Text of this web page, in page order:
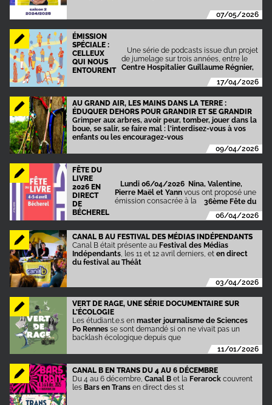
07/05/2026
ÉMISSION
SPÉCIALE :
CELLEUX
QUI NOUS
ENTOURENT
Une série de podcasts issue d’un projet
de jumelage sur trois années, entre le
Centre Hospitalier Guillaume Régnier,
17/04/2026
AU GRAND AIR, LES MAINS DANS LA TERRE :
ÉDUQUER DEHORS POUR GRANDIR ET SE GRANDIR
Grimper aux arbres, avoir peur, tomber, jouer dans la
boue, se salir, se faire mal : l'interdisez-vous à vos
enfants ou les encouragez-vous
09/04/2026
FÊTE DU
LIVRE
2026 EN
DIRECT
DE
BÉCHEREL
Lundi 06/04/2026 Nina, Valentine,
Pierre Maël et Yannvous ont proposé une
émission consacrée à la
36ème Fête du
06/04/2026
CANAL B AU FESTIVAL DES MÉDIAS INDÉPENDANTS
Canal B était présente au Festival des Médias
Indépendants, les 11 et 12 avril derniers, eten direct
du festival au Théât
03/04/2026
VERT DE RAGE, UNE SÉRIE DOCUMENTAIRE SUR
L'ÉCOLOGIE
Les étudiant.e.s en master journalisme de Sciences
Po Rennes se sont demandé si on ne vivait pas un
backlash écologique depuis que
11/01/2026
CANAL B EN TRANS DU 4 AU 6 DÉCEMBRE
Du 4 au 6 décembre,Canal B et la Ferarock couvrent
les Bars en Trans en direct des st